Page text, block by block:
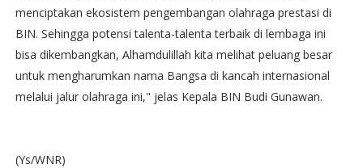
menciptakan ekosistem pengembangan olahraga prestasi di
BIN. Sehingga potensi talenta-talenta terbaik di lembaga ini
bisa dikembangkan, Alhamdulillah kita melihat peluang besar
untuk mengharumkan nama Bangsa di kancah internasional
melalui jalur olahraga ini," jelas Kepala BIN Budi Gunawan.
(Ys/WNR)